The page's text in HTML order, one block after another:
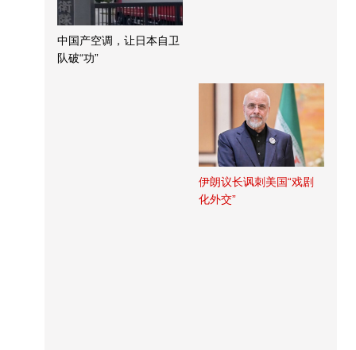
中国产空调，让日本自卫
队破“功”
伊朗议长讽刺美国“戏剧
化外交”